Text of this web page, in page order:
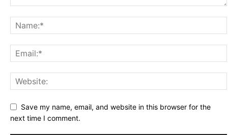
Save my name, email, and website in this browser for the
next time I comment.